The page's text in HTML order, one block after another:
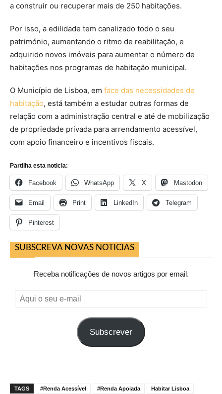
a construir ou recuperar mais de 250 habitações.
Por isso, a edilidade tem canalizado todo o seu
património, aumentando o ritmo de reabilitação, e
adquirido novos imóveis para aumentar o número de
habitações nos programas de habitação municipal.
O Município de Lisboa, em face das necessidades de
habitação, está também a estudar outras formas de
relação com a administração central e até de mobilização
de propriedade privada para arrendamento acessível,
com apoio financeiro e incentivos fiscais.
Partilha esta noticia:
Facebook WhatsApp X Mastodon
Email Print LinkedIn Telegram
Pinterest
SUBSCREVA NOVAS NOTICIAS
Receba notificações de novos artigos por email.
Aqui
o
Subscrever
TAGS #Renda Acessível #Renda Apoiada Habitar Lisboa